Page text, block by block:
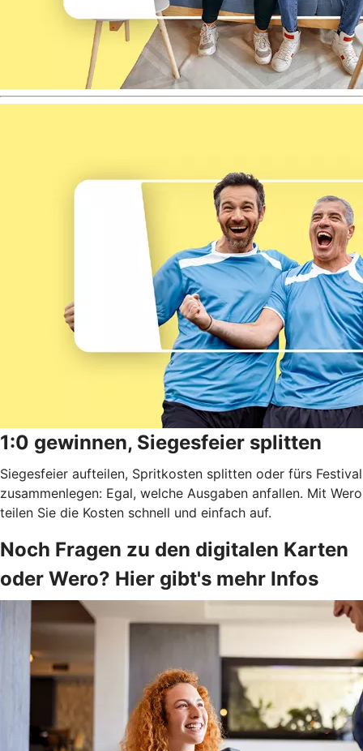
1:0 gewinnen, Siegesfeier splitten
Siegesfeier aufteilen, Spritkosten splitten oder fürs Festival
zusammenlegen: Egal, welche Ausgaben anfallen. Mit Wero
teilen Sie die Kosten schnell und einfach auf.
Noch Fragen zu den digitalen Karten
oder Wero? Hier gibt's mehr Infos